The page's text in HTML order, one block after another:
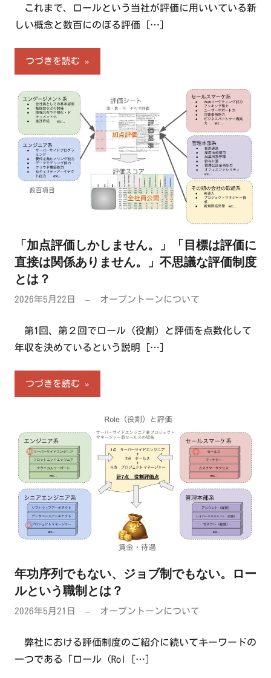
これまで、ロールという当社が評価に用いいている新
しい概念と数百にのぼる評価
[…]
つづきを読む
「加点評価しかしません。」「目標は評価に
直接は関係ありません。」不思議な評価制度
とは？
2026年5月22日 オープントーンについて
第1回、第２回でロール（役割）と評価を点数化して
年収を決めているという説明
[…]
つづきを読む
年功序列でもない、ジョブ制でもない。ロー
ルという職制とは？
2026年5月21日 オープントーンについて
弊社における評価制度のご紹介に続いてキーワードの
一つである「ロール（Rol
[…]